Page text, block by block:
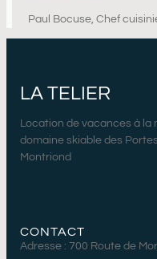
Paul Bocuse, Chef
LA TELIER
Location de vacances à
domaine skiable des
Montriond
CONTACT
Adresse : 700 Route de